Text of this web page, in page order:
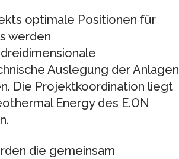
optimale Positionen für
werden
Auslegung der Anlagen
Die Projektkoordination liegt
Energy des E.ON
die gemeinsam